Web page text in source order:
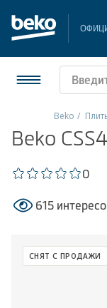
Beko
Beko
0
615
СНЯТ С ПРОДАЖИ